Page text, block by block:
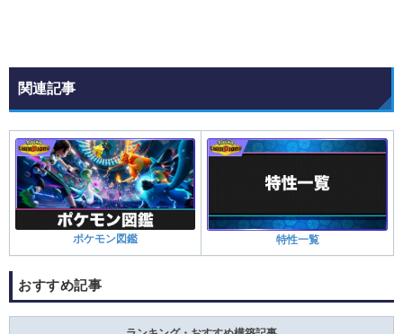
関連記事
ポケモン図鑑 特性一覧
おすすめ記事